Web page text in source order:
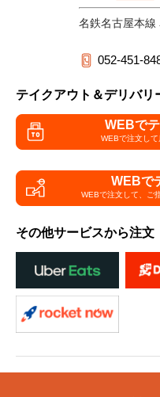
名鉄名古屋本線
052-451-
テイクアウト＆デリバリ
WEBで
WEBで注文して
WEBで
WEBで注文して、 ご
その他サービスから注文